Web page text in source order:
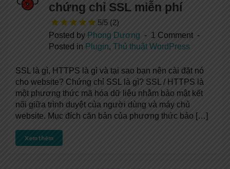
chứng chỉ SSL miễn phí
5/5 (2)
Posted by Phong Dương
1 Comment
Posted in Plugin, Thủ thuật WordPress
SSL là gì, HTTPS là gì và tại sao bạn nên cài đặt nó
cho website? Chứng chỉ SSL là gì? SSL / HTTPS là
một phương thức mã hóa dữ liệu nhằm bảo mật kết
nối giữa trình duyệt của người dùng và máy chủ
website. Mục đích căn bản của phương thức bảo […]
Xem thêm